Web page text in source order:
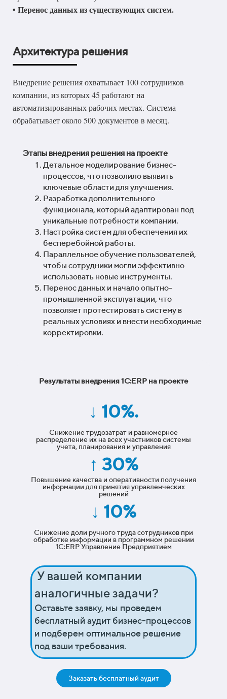
• Перенос данных из существующих систем.
Архитектура решения
Внедрение решения охватывает 100 сотрудников
компании, из которых 45 работают на
автоматизированных рабочих местах. Система
обрабатывает около 500 документов в месяц.
Этапы внедрения решения на проекте
Детальное моделирование бизнес-
процессов, что позволило выявить
ключевые области для улучшения.
Разработка дополнительного
функционала, который адаптирован под
уникальные потребности компании.
Настройка систем для обеспечения их
бесперебойной работы.
Параллельное обучение пользователей,
чтобы сотрудники могли эффективно
использовать новые инструменты.
Перенос данных и начало опытно-
промышленной эксплуатации, что
позволяет протестировать систему в
реальных условиях и внести необходимые
корректировки.
Результаты внедрения 1C:ERP на проекте
↓ 10%.
Снижение трудозатрат и равномерное
распределение их на всех участников системы
учета, планирования и управления
↑ 30%
Повышение качества и оперативности получения
информации для принятия управленческих
решений
↓ 10%
Снижение доли ручного труда сотрудников при
обработке информации в программном решении
1С:ERP Управление Предприятием
У вашей компании
аналогичные задачи?
Оставьте заявку, мы проведем
бесплатный аудит бизнес-процессов
и подберем оптимальное решение
под ваши требования.
Заказать бесплатный аудит